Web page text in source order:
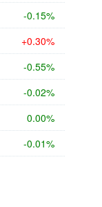
-0.15%
+0.30%
-0.55%
-0.02%
0.00%
-0.01%